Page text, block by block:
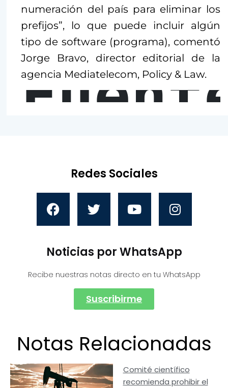
numeración del país para eliminar los
prefijos”, lo que puede incluir algún
tipo de software (programa), comentó
Jorge Bravo, director editorial de la
agencia Mediatelecom, Policy & Law.
Redes Sociales
Noticias por WhatsApp
Recibe nuestras notas directo en tu WhatsApp
Suscribirme
Notas Relacionadas
Comité científico
recomienda prohibir el